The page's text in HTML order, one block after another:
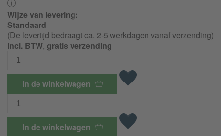
Wijze van levering:
Standaard
(De levertijd bedraagt ca. 2-5 werkdagen vanaf verzending)
incl. BTW, gratis verzending
In de winkelwagen
In de winkelwagen